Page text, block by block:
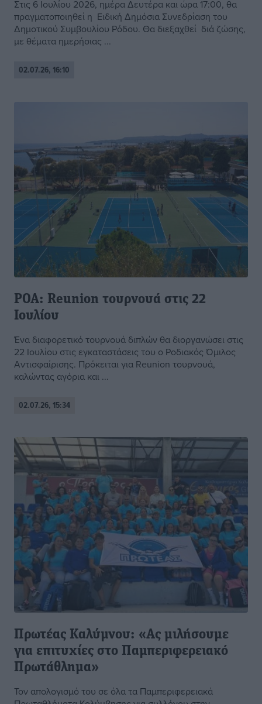
Στις 6 Ιουλίου 2026, ημέρα Δευτέρα και ώρα 17:00, θα
πραγματοποιηθεί η Ειδική Δημόσια Συνεδρίαση του
Δημοτικού Συμβουλίου Ρόδου. Θα διεξαχθεί διά ζώσης,
με θέματα ημερήσιας ...
02.07.26, 16:10
ΡΟΑ: Reunion τουρνουά στις 22
Ιουλίου
Ένα διαφορετικό τουρνουά διπλών θα διοργανώσει στις
22 Ιουλίου στις εγκαταστάσεις του ο Ροδιακός Όμιλος
Αντισφαίρισης. Πρόκειται για Reunion τουρνουά,
καλώντας αγόρια και ...
02.07.26, 15:34
Πρωτέας Καλύμνου: «Ας μιλήσουμε
για επιτυχίες στο Παμπεριφερειακό
Πρωτάθλημα»
Τον απολογισμό του σε όλα τα Παμπεριφερειακά